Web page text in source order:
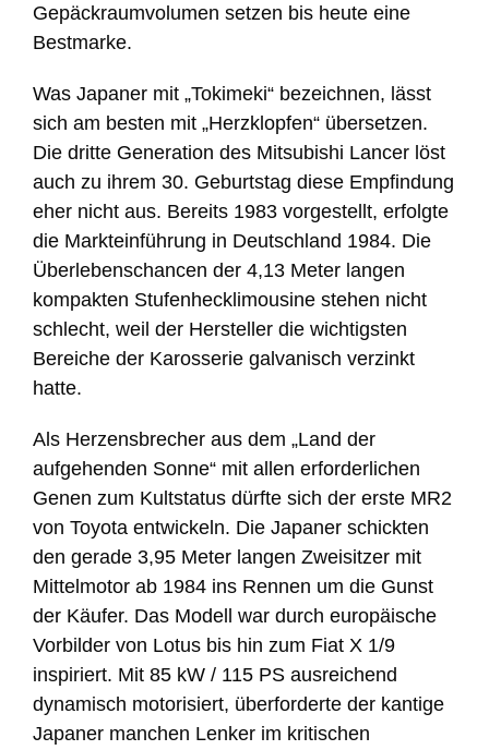
Gepäckraumvolumen setzen bis heute eine
Bestmarke.
Was Japaner mit „Tokimeki“ bezeichnen, lässt
sich am besten mit „Herzklopfen“ übersetzen.
Die dritte Generation des Mitsubishi Lancer löst
auch zu ihrem 30. Geburtstag diese Empfindung
eher nicht aus. Bereits 1983 vorgestellt, erfolgte
die Markteinführung in Deutschland 1984. Die
Überlebenschancen der 4,13 Meter langen
kompakten Stufenhecklimousine stehen nicht
schlecht, weil der Hersteller die wichtigsten
Bereiche der Karosserie galvanisch verzinkt
hatte.
Als Herzensbrecher aus dem „Land der
aufgehenden Sonne“ mit allen erforderlichen
Genen zum Kultstatus dürfte sich der erste MR2
von Toyota entwickeln. Die Japaner schickten
den gerade 3,95 Meter langen Zweisitzer mit
Mittelmotor ab 1984 ins Rennen um die Gunst
der Käufer. Das Modell war durch europäische
Vorbilder von Lotus bis hin zum Fiat X 1/9
inspiriert. Mit 85 kW / 115 PS ausreichend
dynamisch motorisiert, überforderte der kantige
Japaner manchen Lenker im kritischen